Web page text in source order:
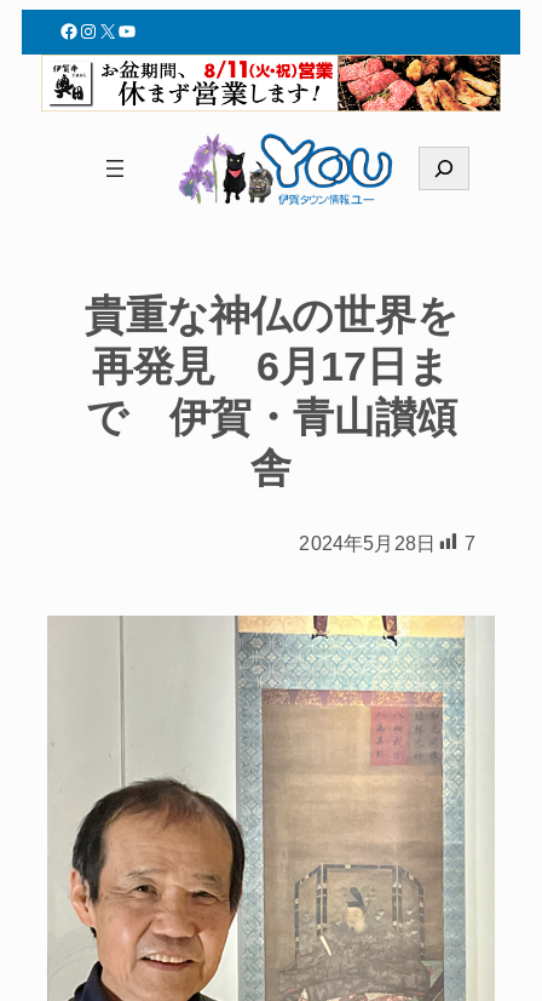
Facebook
Instagram
X YouTube
索
貴重な神仏の世界を
再発見 6月17日ま
で 伊賀・青山讃頌
舎
2024年5月28日 7